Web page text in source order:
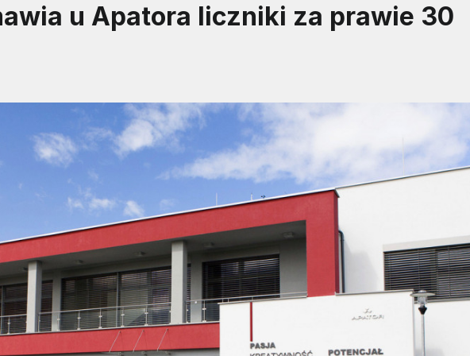
u Apatora liczniki za prawie 30